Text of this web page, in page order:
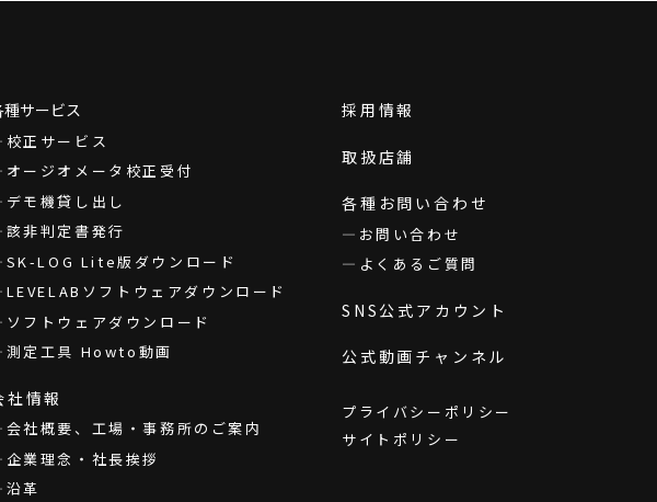
種サービス
校正サービス
オージオメータ校正受付
デモ機貸し出し
該非判定書発行
SK-LOG Lite版ダウンロード
LEVELABソフトウェアダウンロード
ソフトウェアダウンロード
測定工具 Howto動画
社情報
会社概要、工場・事務所のご案内
企業理念・社長挨拶
沿革
採用情報
取扱店舗
各種お問い合わせ
お問い合わせ
よくあるご質問
SNS公式アカウント
公式動画チャンネル
プライバシーポリシー
サイトポリシー